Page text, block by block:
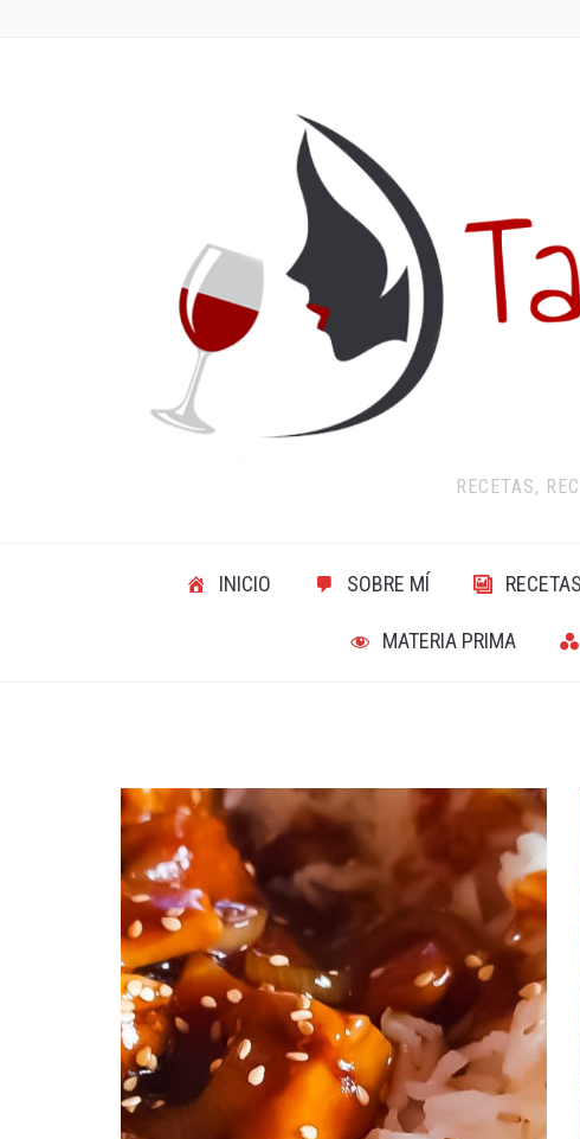
RECETAS,
INICIO SOBRE MÍ RECETAS
MATERIA PRIMA